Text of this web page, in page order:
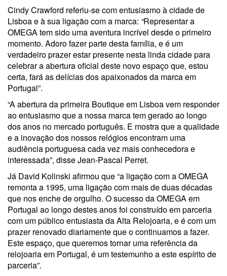
Cindy Crawford referiu-se com entusiasmo à cidade de
Lisboa e à sua ligação com a marca: “Representar a
OMEGA tem sido uma aventura incrível desde o primeiro
momento. Adoro fazer parte desta família, e é um
verdadeiro prazer estar presente nesta linda cidade para
celebrar a abertura oficial deste novo espaço que, estou
certa, fará as delícias dos apaixonados da marca em
Portugal”.
“A abertura da primeira Boutique em Lisboa vem responder
ao entusiasmo que a nossa marca tem gerado ao longo
dos anos no mercado português. E mostra que a qualidade
e a inovação dos nossos relógios encontram uma
audiência portuguesa cada vez mais conhecedora e
interessada”, disse Jean-Pascal Perret.
Já David Kolinski afirmou que “a ligação com a OMEGA
remonta a 1995, uma ligação com mais de duas décadas
que nos enche de orgulho. O sucesso da OMEGA em
Portugal ao longo destes anos foi construído em parceria
com um público entusiasta da Alta Relojoaria, e é com um
prazer renovado diariamente que o continuamos a fazer.
Este espaço, que queremos tornar uma referência da
relojoaria em Portugal, é um testemunho a este espírito de
parceria”.